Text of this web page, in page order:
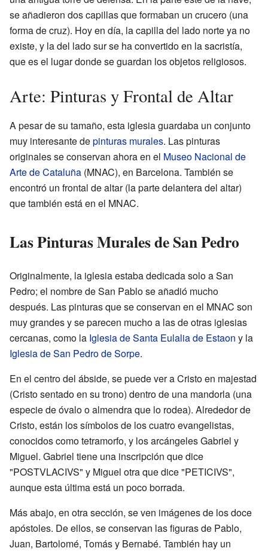
se añadieron dos capillas que formaban un crucero (una
forma de cruz). Hoy en día, la capilla del lado norte ya no
existe, y la del lado sur se ha convertido en la sacristía,
que es el lugar donde se guardan los objetos religiosos.
Arte: Pinturas y Frontal de Altar
A pesar de su tamaño, esta iglesia guardaba un conjunto
muy interesante depinturas murales. Las pinturas
originales se conservan ahora en el Museo Nacional de
Arte de Cataluña (MNAC), en Barcelona. También se
encontró un frontal de altar (la parte delantera del altar)
que también está en el MNAC.
Las Pinturas Murales de San Pedro
Originalmente, la iglesia estaba dedicada solo a San
Pedro; el nombre de San Pablo se añadió mucho
después. Las pinturas que se conservan en el MNAC son
muy grandes y se parecen mucho a las de otras iglesias
cercanas, como la Iglesia de Santa Eulalia de Estaon y la
Iglesia de San Pedro de Sorpe.
En el centro del ábside, se puede ver a Cristo en majestad
(Cristo sentado en su trono) dentro de una mandorla (una
especie de óvalo o almendra que lo rodea). Alrededor de
Cristo, están los símbolos de los cuatro evangelistas,
conocidos como tetramorfo, y los arcángeles Gabriel y
Miguel. Gabriel tiene una inscripción que dice
"POSTVLACIVS" y Miguel otra que dice "PETICIVS",
aunque esta última está un poco borrada.
Más abajo, en otra sección, se ven imágenes de los doce
apóstoles. De ellos, se conservan las figuras de Pablo,
Juan, Bartolomé, Tomás y Bernabé. También hay un